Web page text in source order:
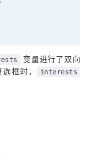
变量进行了双向
框时，
interests